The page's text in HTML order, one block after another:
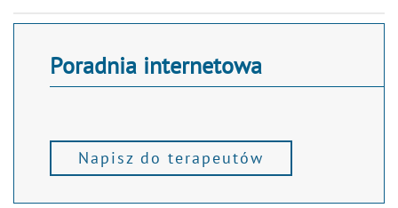
Poradnia internetowa
Napisz do terapeutów